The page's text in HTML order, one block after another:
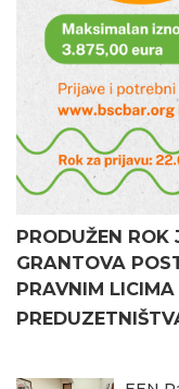
PRODUŽEN
GRANTOVA
PRAVNIM